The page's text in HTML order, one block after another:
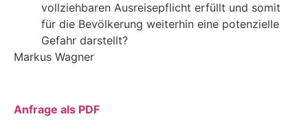
vollziehbaren Ausreisepflicht erfüllt und somit
für die Bevölkerung weiterhin eine potenzielle
Gefahr darstellt?
Markus Wagner
Anfrage als PDF